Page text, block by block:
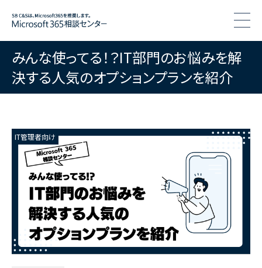
みんな使ってる！？IT部門のお悩みを解
決する人気のオプションプランを紹介
IT管理者向け